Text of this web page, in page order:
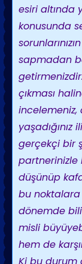
esiri altında
konusunda
sapmadan
çıkması
incelemeniz,
yaşadığınız
gerçekçi bir
partnerinizle
düşünüp
bu
dönemde
misli
hem de